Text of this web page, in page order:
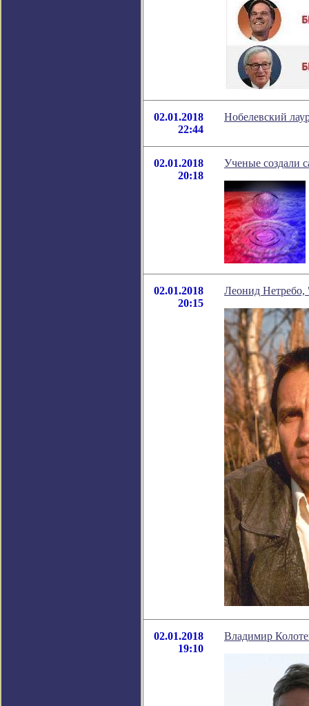
02.01.2018
22:44
Нобелевский
02.01.2018
20:18
Ученые создали
02.01.2018
20:15
Леонид
02.01.2018
19:10
Владимир